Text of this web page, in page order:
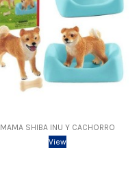
MAMA SHIBA INU Y CACHORRO
View